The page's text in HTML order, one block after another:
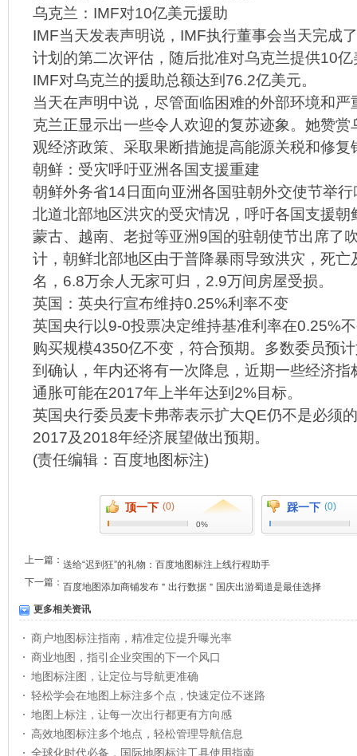
乌克兰：IMF对10亿美元援助
IMF当天发表声明说，IMF执行董事会当天完成
计划的第二次评估，随后批准对乌克兰提供10
IMF对乌克兰的援助总额达到76.2亿美元。
当天在声明中说，尽管面临困难的外部环境和严
克兰正显示出一些令人欢迎的复苏迹象。她赞赏
观经济政策、采取果断措施提高能源关税和修复
朝鲜：受灾呼吁亚洲各国支援重建
朝鲜外务省14日面向亚洲各国驻朝外交使节举
北道北部地区洪灾的受灾情况，呼吁各国支援朝
蒙古、越南、老挝等亚洲9国的驻朝使节出席了
计，朝鲜北部地区由于普降暴雨导致洪灾，死亡
名，6.8万余人无家可归，2.9万间房屋受损。
英国：英央行宣布维持0.25%利率不变
英国央行以9-0投票决定维持基准利率在0.25%
购买规模4350亿不变，符合预期。多数委员预
到确认，年内还将有一次降息，近期一些经济指
通胀可能在2017年上半年达到2%目标。
英国央行委员麦卡弗蒂表示扩大QE仍不是必须
2017及2018年经济展望做出预期。
(责任编辑： 百度地图标注)
顶一下 (0)
0%
踩一下 (0)
上一篇： 送给“迟到狂”的礼物：百度地图标注上线行程助手
下一篇： 百度地图添加商铺发布＂出行数据＂国庆出游蜀道是最佳选择
更多相关资讯
商户地图标注指南，精准定位提升曝光率
商业地图，指引企业突围的下一个风口
地图标注图，让定位与导航更准确
轻松学会在地图上标注多个点，快速定位不迷路
地图上标注，让每一次出行都更有方向感
高效地图标注多个地点，轻松管理导航信息
全球化时代必备，国际地图标注工具使用指南